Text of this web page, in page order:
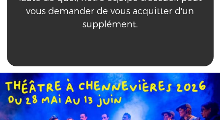
vous demander de vous acquitter d'un
supplément.